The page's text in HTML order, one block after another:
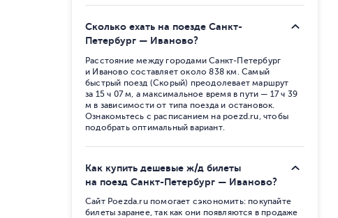
Сколько ехать на поезде Санкт-
Петербург — Иваново?
Расстояние между городами Санкт-Петербург
и Иваново составляет около 838 км. Самый
быстрый поезд (Скорый) преодолевает маршрут
за 15 ч 07 м, а максимальное время в пути — 17 ч 39
м в зависимости от типа поезда и остановок.
Ознакомьтесь с расписанием на poezd.ru, чтобы
подобрать оптимальный вариант.
Как купить дешевые ж/д билеты
на поезд Санкт-Петербург — Иваново?
Сайт Poezda.ru помогает сэкономить: покупайте
билеты заранее, так как они появляются в продаже